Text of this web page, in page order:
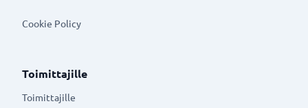
Cookie Policy
Toimittajille
Toimittajille